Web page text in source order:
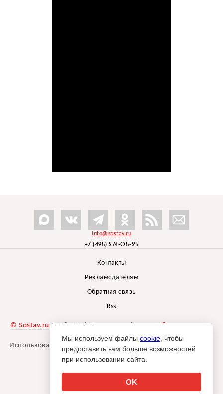
info@sostav.ru
+7 (495) 274-05-25
Контакты
Рекламодателям
Обратная связь
Rss
© Sostav.ru 1998-2026 Независимый проектбрендингового
агентства Depot
Использование материалов Sostav.ru допустимо только при
указании источника.
Мы используем файлы cookie , чтобы
предоставить вам больше возможностей
при использовании сайта.
OK